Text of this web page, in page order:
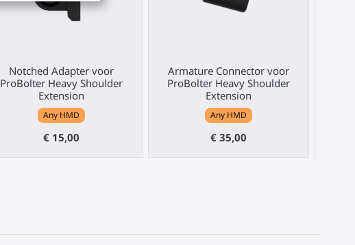
Notched Adapter voor
ProBolter Heavy Shoulder
Extension
Any HMD
€ 15,00
Armature Connector voor
ProBolter Heavy Shoulder
Extension
Any HMD
€ 35,00